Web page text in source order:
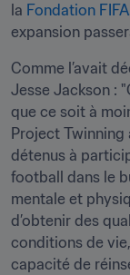
la Fondation FIFA
expansion
Comme l’avait
Jesse Jackson :
que ce soit à
Project
détenus à
football dans le
mentale et
d’obtenir des
conditions de
capacité de